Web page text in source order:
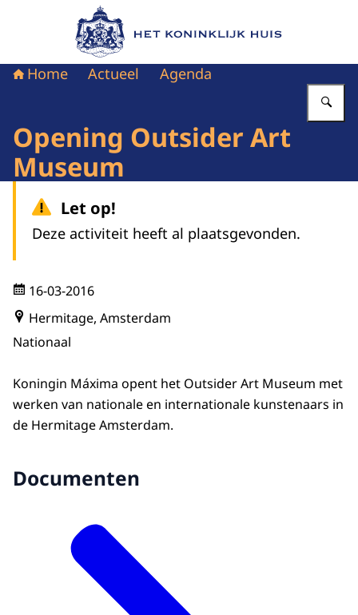
Naar de homepage van Het Koninklijk Huis
Home Actueel Agenda
Opening Outsider Art
Museum
Let op!
Deze activiteit heeft al plaatsgevonden.
16-03-2016
Hermitage, Amsterdam
Nationaal
Koningin Máxima opent het Outsider Art Museum met
werken van nationale en internationale kunstenaars in
de Hermitage Amsterdam.
Documenten